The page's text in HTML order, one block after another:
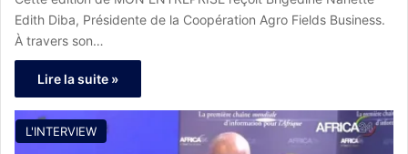
véritable trésor de la nature »
Edith Diba, Présidente de la Coopération Agro Fields Business.
À travers son…
Lire la suite »
L'INTERVIEW